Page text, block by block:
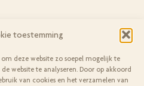
toestemming
deze website zo soepel mogelijk te
website te analyseren. Door op akkoord
van cookies en het verzamelen van